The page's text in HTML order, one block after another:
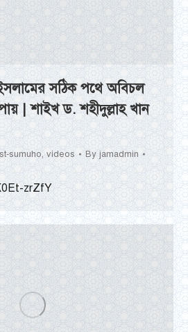
সঠিক পথে অবিচল
| শাইখ ড. শহীদুল্লাহ খান
sumuho, videos By jamadmin
zrZfY